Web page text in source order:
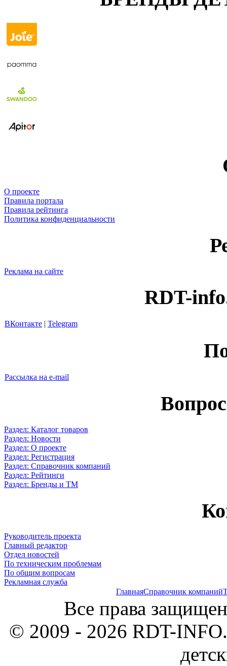
О проекте
Правила портала
Правила рейтинга
Политика конфиденциальности
Реклама на сайте
RDT-
ВКонтакте | Telegram
Рассылка на e-mail
Раздел: Каталог товаров
Раздел: Новости
Раздел: О проекте
Раздел: Регистрация
Раздел: Справочник компаний
Раздел: Рейтинги
Раздел: Бренды и ТМ
Руководитель проекта
Главный редактор
Отдел новостей
По техническим проблемам
По общим вопросам
Рекламная служба
ГлавнаяСправочник компаний
Все права
© 2009 - 2026 RDT-